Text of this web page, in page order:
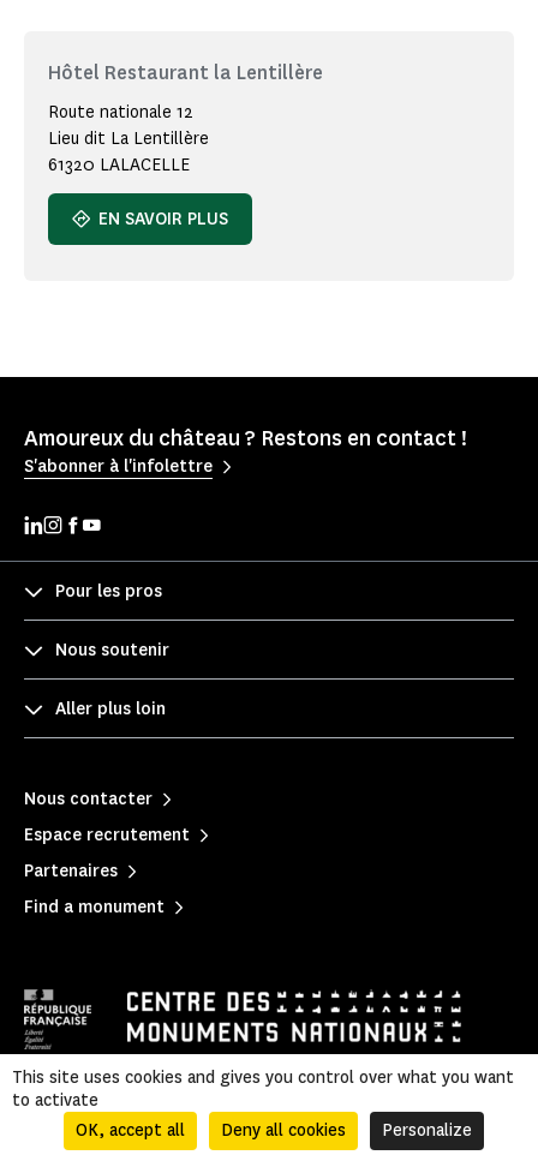
Hôtel Restaurant la Lentillère
Route nationale 12
Lieu dit La Lentillère
61320 LALACELLE
EN SAVOIR PLUS
Amoureux du château ? Restons en contact !
S'abonner à l'infolettre
Pour les pros
Nous soutenir
Aller plus loin
Nous contacter
Espace recrutement
Partenaires
Find a monument
Mentions légales
Legal & administrative information
| Accessibilité | Sitemap
This site uses cookies and gives you control over what you want
to activate
OK, accept all
Deny all cookies Personalize